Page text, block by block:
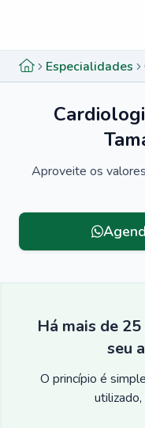
Especialidades
Aproveite os
Há mais de
seu
O princípio é